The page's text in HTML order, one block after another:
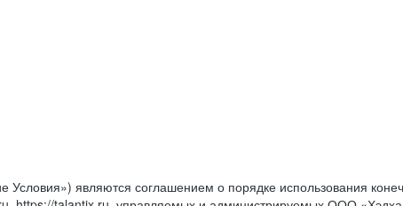
являются соглашением о порядке использования